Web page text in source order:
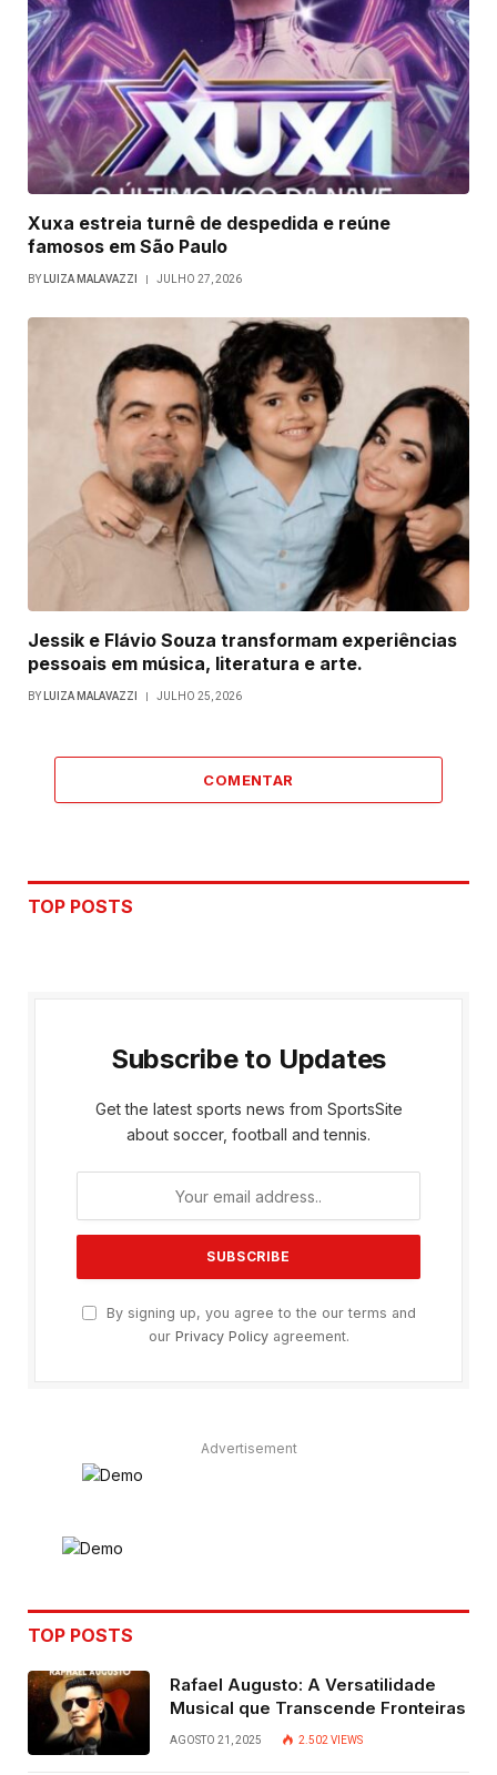
Xuxa estreia turnê de despedida e reúne
famosos em São Paulo
BY LUIZA MALAVAZZI JULHO 27, 2026
Jessik e Flávio Souza transformam experiências
pessoais em música, literatura e arte.
BY LUIZA MALAVAZZI JULHO 25, 2026
COMENTAR
TOP POSTS
Subscribe to Updates
Get the latest sports news from SportsSite
about soccer, football and tennis.
By signing up, you agree to the our terms and
our Privacy Policyagreement.
Advertisement
TOP POSTS
Rafael Augusto: A Versatilidade
Musical que Transcende Fronteiras
AGOSTO 21, 2025 2.502VIEWS